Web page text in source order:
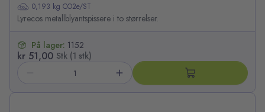
0,193 kg CO2e/ST
Lyrecos metallblyantspissere i to størrelser.
kr 51,00 Stk (1 stk)
På lager: 1152